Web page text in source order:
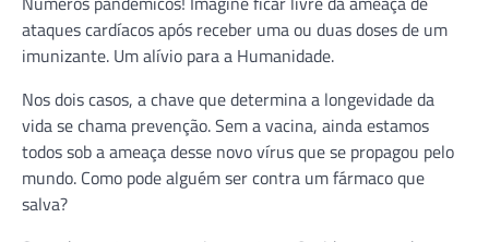
ataques cardíacos após receber uma ou duas doses de um
imunizante. Um alívio para a Humanidade.
Nos dois casos, a chave que determina a longevidade da
vida se chama prevenção. Sem a vacina, ainda estamos
todos sob a ameaça desse novo vírus que se propagou pelo
mundo. Como pode alguém ser contra um fármaco que
salva?